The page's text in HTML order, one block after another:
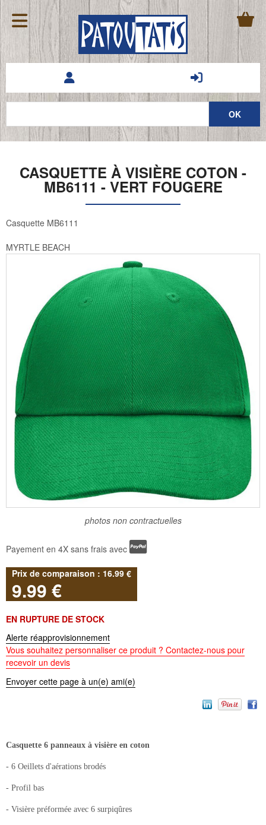
CASQUETTE À VISIÈRE COTON -
MB6111 - VERT FOUGERE
Casquette MB6111
MYRTLE BEACH
photos non contractuelles
Payement en 4X sans frais avec
16.99 €
9.99 €
EN RUPTURE DE STOCK
Alerte réapprovisionnement
Vous souhaitez personnaliser ce produit ? Contactez-nous pour
recevoir un devis
Envoyer cette page à un(e) ami(e)
Casquette 6 panneaux à visière en coton
- 6 Oeillets d'aérations brodés
- Profil bas
- Visière préformée avec 6 surpiqûres